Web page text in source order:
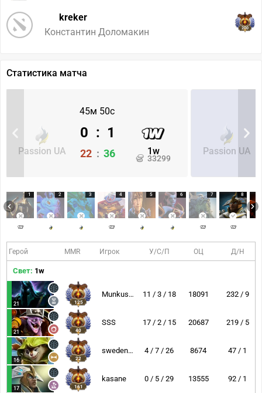
kreker
Константин Доломакин
200
Статистика матча
45м 50с
Passion UA 1w
33299
0 : 1
22 : 36 Passion UA
1 2 3 4 5 6 7 8
Герой MMR Игрок У/С/П ОЦ Д/Н
Свет: 1w
21 125
Munkushi~ 11 / 3 / 18 18091 232 / 9
21 40
SSS 17 / 2 / 15 20687 219 / 5
16 22
swedenstrong 4 / 7 / 26 8674 47 / 1
17 161
kasane 0 / 5 / 29 13555 92 / 1